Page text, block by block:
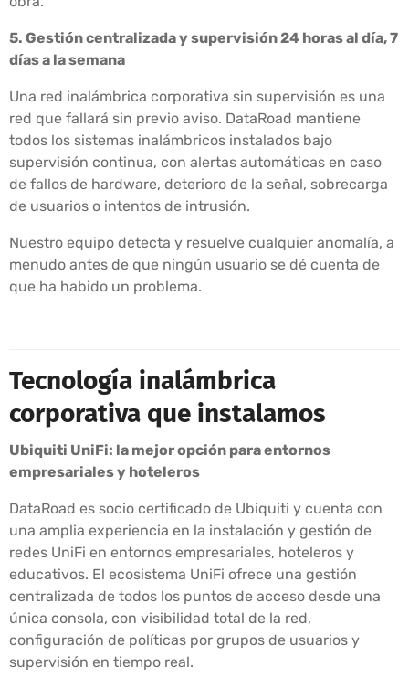
5. Gestión centralizada y supervisión 24 horas al día, 7
días a la semana
Una red inalámbrica corporativa sin supervisión es una
red que fallará sin previo aviso. DataRoad mantiene
todos los sistemas inalámbricos instalados bajo
supervisión continua, con alertas automáticas en caso
de fallos de hardware, deterioro de la señal, sobrecarga
de usuarios o intentos de intrusión.
Nuestro equipo detecta y resuelve cualquier anomalía, a
menudo antes de que ningún usuario se dé cuenta de
que ha habido un problema.
Tecnología inalámbrica
corporativa que instalamos
Ubiquiti UniFi: la mejor opción para entornos
empresariales y hoteleros
DataRoad es socio certificado de Ubiquiti y cuenta con
una amplia experiencia en la instalación y gestión de
redes UniFi en entornos empresariales, hoteleros y
educativos. El ecosistema UniFi ofrece una gestión
centralizada de todos los puntos de acceso desde una
única consola, con visibilidad total de la red,
configuración de políticas por grupos de usuarios y
supervisión en tiempo real.